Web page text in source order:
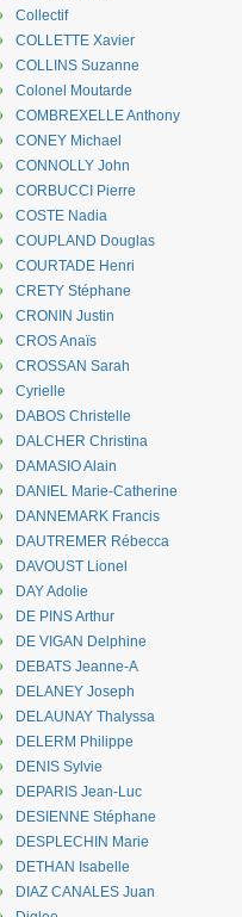
Collectif
COLLETTE Xavier
COLLINS Suzanne
Colonel Moutarde
COMBREXELLE Anthony
CONEY Michael
CONNOLLY John
CORBUCCI Pierre
COSTE Nadia
COUPLAND Douglas
COURTADE Henri
CRETY Stéphane
CRONIN Justin
CROS Anaïs
CROSSAN Sarah
Cyrielle
DABOS Christelle
DALCHER Christina
DAMASIO Alain
DANIEL Marie-Catherine
DANNEMARK Francis
DAUTREMER Rébecca
DAVOUST Lionel
DAY Adolie
DE PINS Arthur
DE VIGAN Delphine
DEBATS Jeanne-A
DELANEY Joseph
DELAUNAY Thalyssa
DELERM Philippe
DENIS Sylvie
DEPARIS Jean-Luc
DESIENNE Stéphane
DESPLECHIN Marie
DETHAN Isabelle
DIAZ CANALES Juan